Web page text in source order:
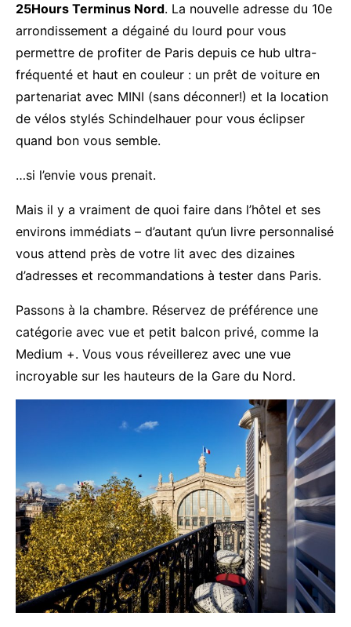
25Hours Terminus Nord. La nouvelle adresse du 10e
arrondissement a dégainé du lourd pour vous
permettre de profiter de Paris depuis ce hub ultra-
fréquenté et haut en couleur : un prêt de voiture en
partenariat avec MINI (sans déconner!) et la location
de vélos stylés Schindelhauer pour vous éclipser
quand bon vous semble.
…si l’envie vous prenait.
Mais il y a vraiment de quoi faire dans l’hôtel et ses
environs immédiats – d’autant qu’un livre personnalisé
vous attend près de votre lit avec des dizaines
d’adresses et recommandations à tester dans Paris.
Passons à la chambre. Réservez de préférence une
catégorie avec vue et petit balcon privé, comme la
Medium +. Vous vous réveillerez avec une vue
incroyable sur les hauteurs de la Gare du Nord.